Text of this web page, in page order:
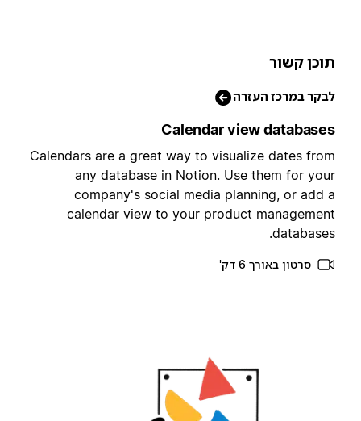
קשור
במרכז העזרה
Calendar view
Calendars are a great way to visualize dates
any database in Notion. Use them for
company's social media planning, or add
calendar view to your product
סרטון באורך 6 דק'